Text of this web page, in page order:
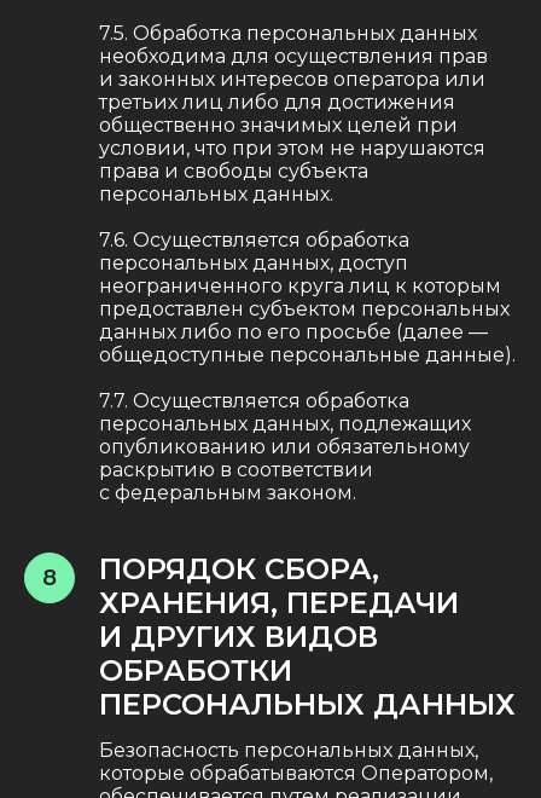
7.5. Обработка персональных данных
необходима для осуществления прав
и законных интересов оператора или
третьих лиц либо для достижения
общественно значимых целей при
условии, что при этом не нарушаются
права и свободы субъекта
персональных данных.
7.6. Осуществляется обработка
персональных данных, доступ
неограниченного круга лиц к которым
предоставлен субъектом персональных
данных либо по его просьбе (далее —
общедоступные персональные данные).
7.7. Осуществляется обработка
персональных данных, подлежащих
опубликованию или обязательному
раскрытию в соответствии
с федеральным законом.
8
ПОРЯДОК СБОРА,
ХРАНЕНИЯ, ПЕРЕДАЧИ
И ДРУГИХ ВИДОВ
ОБРАБОТКИ
ПЕРСОНАЛЬНЫХ ДАННЫХ
Безопасность персональных данных,
которые обрабатываются Оператором,